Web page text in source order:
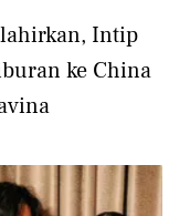
Intip
ke China